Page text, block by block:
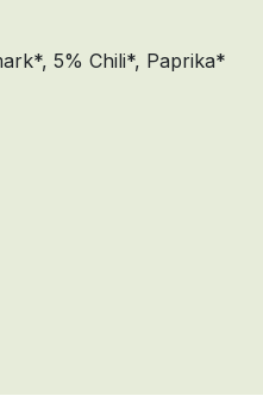
5% Chili*, Paprika*